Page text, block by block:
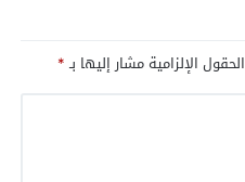
الحقول الإلزامية مشار إليها بـ*